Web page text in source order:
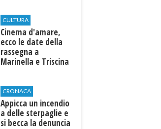
CULTURA
Cinema d'amare,
ecco le date della
rassegna a
Marinella e Triscina
CRONACA
Appicca un incendio
a delle sterpaglie e
si becca la denuncia